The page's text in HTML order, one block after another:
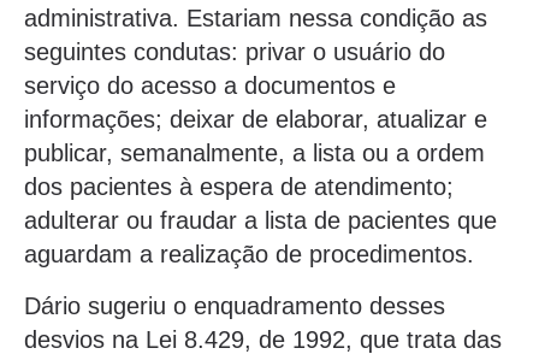
administrativa. Estariam nessa condição as
seguintes condutas: privar o usuário do
serviço do acesso a documentos e
informações; deixar de elaborar, atualizar e
publicar, semanalmente, a lista ou a ordem
dos pacientes à espera de atendimento;
adulterar ou fraudar a lista de pacientes que
aguardam a realização de procedimentos.
Dário sugeriu o enquadramento desses
desvios na Lei 8.429, de 1992, que trata das